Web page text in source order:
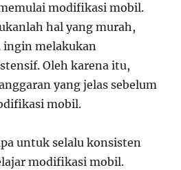
modifikasi mobil.
hal yang murah,
ingin melakukan
Oleh karena itu,
yang jelas sebelum
mobil.
untuk selalu konsisten
modifikasi mobil.